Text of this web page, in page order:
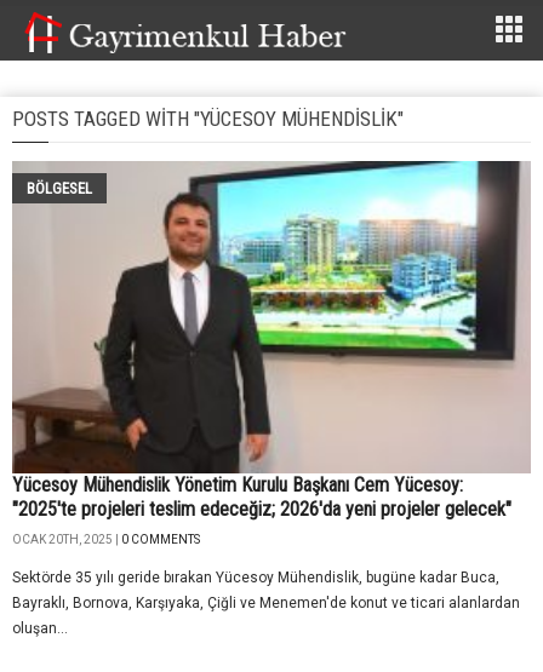
POSTS TAGGED WITH "YÜCESOY MÜHENDISLIK"
BÖLGESEL
Yücesoy Mühendislik Yönetim Kurulu Başkanı Cem Yücesoy:
"2025'te projeleri teslim edeceğiz; 2026'da yeni projeler gelecek"
OCAK 20TH, 2025 | 0 COMMENTS
Sektörde 35 yılı geride bırakan Yücesoy Mühendislik, bugüne kadar Buca,
Bayraklı, Bornova, Karşıyaka, Çiğli ve Menemen'de konut ve ticari alanlardan
oluşan...